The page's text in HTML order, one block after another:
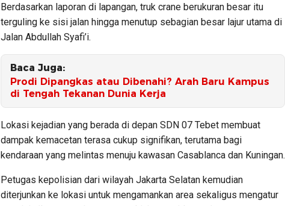
Berdasarkan laporan di lapangan, truk crane berukuran besar itu
terguling ke sisi jalan hingga menutup sebagian besar lajur utama di
Jalan Abdullah Syafi’i.
Baca Juga:
Prodi Dipangkas atau Dibenahi? Arah Baru Kampus
di Tengah Tekanan Dunia Kerja
Lokasi kejadian yang berada di depan SDN 07 Tebet membuat
dampak kemacetan terasa cukup signifikan, terutama bagi
kendaraan yang melintas menuju kawasan Casablanca dan Kuningan.
Petugas kepolisian dari wilayah Jakarta Selatan kemudian
diterjunkan ke lokasi untuk mengamankan area sekaligus mengatur